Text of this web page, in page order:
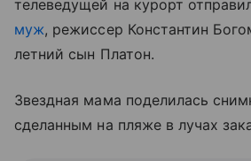
телеведущей на курорт
муж, режиссер Константин
летний сын Платон.
Звездная мама поделилась
сделанным на пляже в лучах